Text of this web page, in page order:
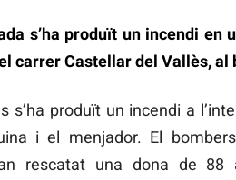
s’ha produït un incendi en
carrer Castellar del Vallès, al
s’ha produït un incendi a
i el menjador. El
rescatat una dona de